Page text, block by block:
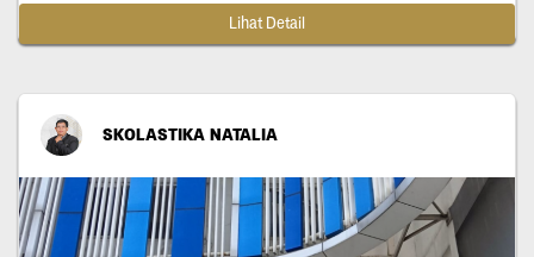
Lihat Detail
SKOLASTIKA NATALIA